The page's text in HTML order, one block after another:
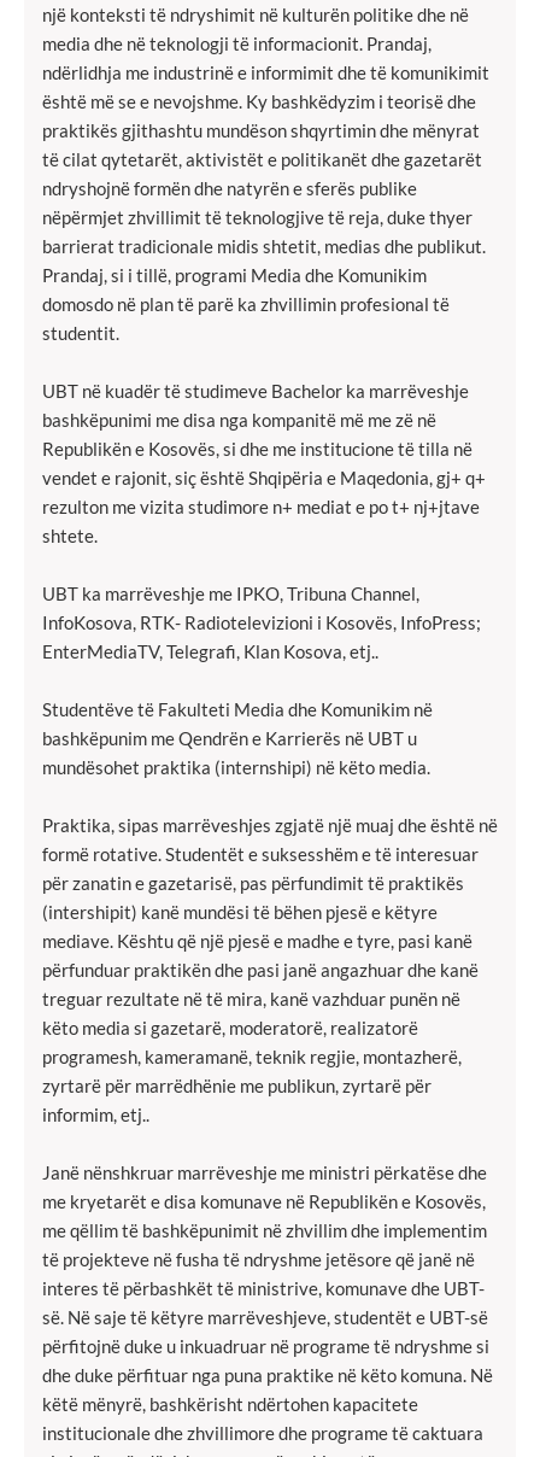
një konteksti të ndryshimit në kulturën politike dhe në
media dhe në teknologji të informacionit. Prandaj,
ndërlidhja me industrinë e informimit dhe të komunikimit
është më se e nevojshme. Ky bashkëdyzim i teorisë dhe
praktikës gjithashtu mundëson shqyrtimin dhe mënyrat
të cilat qytetarët, aktivistët e politikanët dhe gazetarët
ndryshojnë formën dhe natyrën e sferës publike
nëpërmjet zhvillimit të teknologjive të reja, duke thyer
barrierat tradicionale midis shtetit, medias dhe publikut.
Prandaj, si i tillë, programi Media dhe Komunikim
domosdo në plan të parë ka zhvillimin profesional të
studentit.
UBT në kuadër të studimeve Bachelor ka marrëveshje
bashkëpunimi me disa nga kompanitë më me zë në
Republikën e Kosovës, si dhe me institucione të tilla në
vendet e rajonit, siç është Shqipëria e Maqedonia, gj+ q+
rezulton me vizita studimore n+ mediat e po t+ nj+jtave
shtete.
UBT ka marrëveshje me IPKO, Tribuna Channel,
InfoKosova, RTK- Radiotelevizioni i Kosovës, InfoPress;
EnterMediaTV, Telegrafi, Klan Kosova, etj..
Studentëve të Fakulteti Media dhe Komunikim në
bashkëpunim me Qendrën e Karrierës në UBT u
mundësohet praktika (internshipi) në këto media.
Praktika, sipas marrëveshjes zgjatë një muaj dhe është në
formë rotative. Studentët e suksesshëm e të interesuar
për zanatin e gazetarisë, pas përfundimit të praktikës
(intershipit) kanë mundësi të bëhen pjesë e këtyre
mediave. Kështu që një pjesë e madhe e tyre, pasi kanë
përfunduar praktikën dhe pasi janë angazhuar dhe kanë
treguar rezultate në të mira, kanë vazhduar punën në
këto media si gazetarë, moderatorë, realizatorë
programesh, kameramanë, teknik regjie, montazherë,
zyrtarë për marrëdhënie me publikun, zyrtarë për
informim, etj..
Janë nënshkruar marrëveshje me ministri përkatëse dhe
me kryetarët e disa komunave në Republikën e Kosovës,
me qëllim të bashkëpunimit në zhvillim dhe implementim
të projekteve në fusha të ndryshme jetësore që janë në
interes të përbashkët të ministrive, komunave dhe UBT-
së. Në saje të këtyre marrëveshjeve, studentët e UBT-së
përfitojnë duke u inkuadruar në programe të ndryshme si
dhe duke përfituar nga puna praktike në këto komuna. Në
këtë mënyrë, bashkërisht ndërtohen kapacitete
institucionale dhe zhvillimore dhe programe të caktuara